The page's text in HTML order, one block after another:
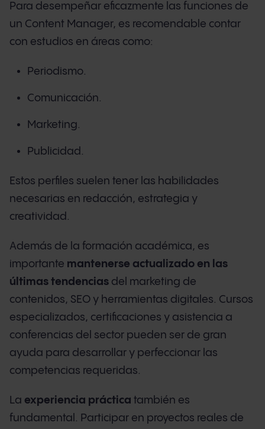
Para desempeñar eficazmente las funciones de
un Content Manager, es recomendable contar
con estudios en áreas como:
Periodismo.
Comunicación.
Marketing.
Publicidad.
Estos perfiles suelen tener las habilidades
necesarias en redacción, estrategia y
creatividad.
Además de la formación académica, es
importante mantenerse actualizado en las
últimas tendencias del marketing de
contenidos, SEO y herramientas digitales. Cursos
especializados, certificaciones y asistencia a
conferencias del sector pueden ser de gran
ayuda para desarrollar y perfeccionar las
competencias requeridas.
La experiencia práctica también es
fundamental. Participar en proyectos reales de